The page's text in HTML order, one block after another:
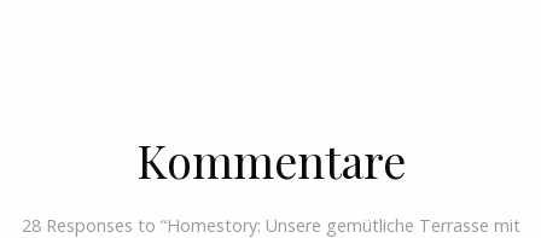
Kommentare
28 Responses to “Homestory: Unsere gemütliche Terrasse mit